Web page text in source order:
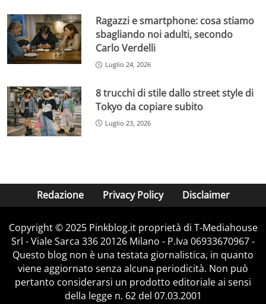
Ragazzi e smartphone: cosa stiamo
sbagliando noi adulti, secondo
Carlo Verdelli
Luglio 24, 2026
8 trucchi di stile dallo street style di
Tokyo da copiare subito
Luglio 23, 2026
Redazione Privacy Policy Disclaimer
Copyright © 2025 Pinkblog.it proprietà di T-Mediahouse
Srl - Viale Sarca 336 20126 Milano - P.Iva 06933670967 -
Questo blog non è una testata giornalistica, in quanto
viene aggiornato senza alcuna periodicità. Non può
pertanto considerarsi un prodotto editoriale ai sensi
della legge n. 62 del 07.03.2001